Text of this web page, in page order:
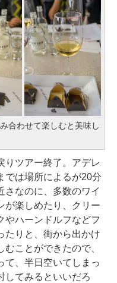
合わせて楽しむと美味し
ツアー終了。アデレ
では場所によるが20分
さなのに、多数のワイ
が楽しめたり、クリー
やハーンドルフなどフ
たりと、街から出かけ
ことができたので、
て、半日空いてしまっ
してみるといいだろ